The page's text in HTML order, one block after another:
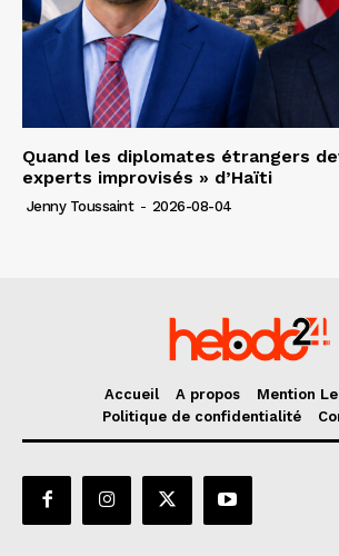
Quand les diplomates étrangers
experts improvisés » d’Haïti
Jenny Toussaint - 2026-08-04
Accueil A propos
Mention
Politique de confidentialité